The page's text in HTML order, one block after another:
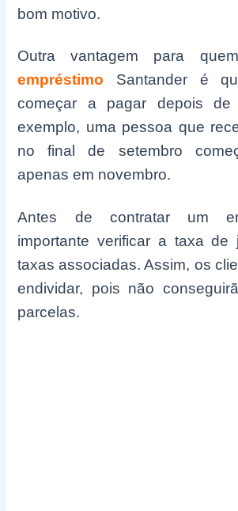
bom motivo.
Outra vantagem para
empréstimo Santander é
começar a pagar depois
exemplo, uma pessoa que
no final de setembro
apenas em novembro.
Antes de contratar um
importante verificar a taxa de
taxas associadas. Assim, os
endividar, pois não
parcelas.